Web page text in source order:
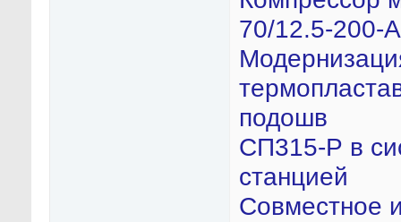
70/12.5-200-A
подошв
СП315-Р в
станцией
Совместное